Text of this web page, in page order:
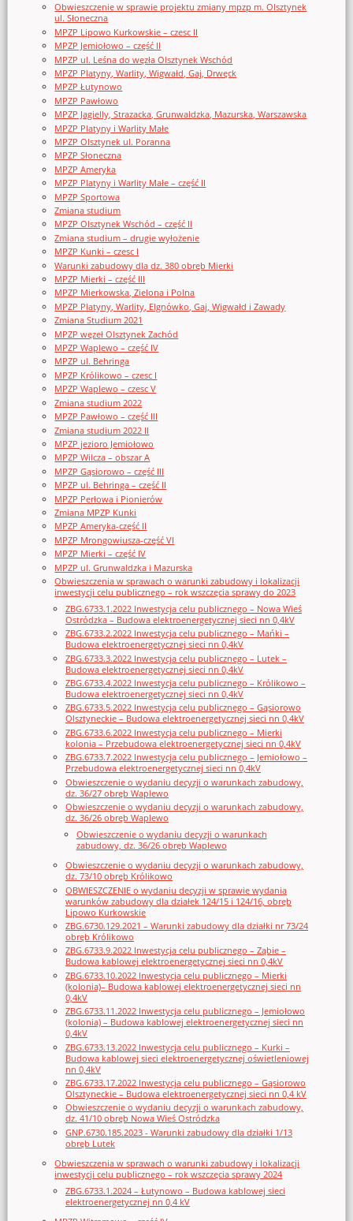
Obwieszczenie w sprawie projektu zmiany mpzp m. Olsztynek
ul. Słoneczna
MPZP Lipowo Kurkowskie – czesc II
MPZP Jemiołowo – część II
MPZP ul. Leśna do węzła Olsztynek Wschód
MPZP Platyny, Warlity, Wigwałd, Gaj, Drwęck
MPZP Łutynowo
MPZP Pawłowo
MPZP Jagielly, Strazacka, Grunwaldzka, Mazurska, Warszawska
MPZP Platyny i Warlity Małe
MPZP Olsztynek ul. Poranna
MPZP Słoneczna
MPZP Ameryka
MPZP Platyny i Warlity Małe – część II
MPZP Sportowa
Zmiana studium
MPZP Olsztynek Wschód – część II
Zmiana studium – drugie wyłożenie
MPZP Kunki – czesc I
Warunki zabudowy dla dz. 380 obręb Mierki
MPZP Mierki – część III
MPZP Mierkowska, Zielona i Polna
MPZP Platyny, Warlity, Elgnówko, Gaj, Wigwałd i Zawady
Zmiana Studium 2021
MPZP węzeł Olsztynek Zachód
MPZP Waplewo – część IV
MPZP ul. Behringa
MPZP Królikowo – czesc I
MPZP Waplewo – czesc V
Zmiana studium 2022
MPZP Pawłowo – część III
Zmiana studium 2022 II
MPZP jezioro Jemiołowo
MPZP Wilcza – obszar A
MPZP Gąsiorowo – część III
MPZP ul. Behringa – część II
MPZP Perłowa i Pionierów
Zmiana MPZP Kunki
MPZP Ameryka-część II
MPZP Mrongowiusza-część VI
MPZP Mierki – część IV
MPZP ul. Grunwaldzka i Mazurska
Obwieszczenia w sprawach o warunki zabudowy i lokalizacji
inwestycji celu publicznego – rok wszczęcia sprawy do 2023
ZBG.6733.1.2022 Inwestycja celu publicznego – Nowa Wieś
Ostródzka – Budowa elektroenergetycznej sieci nn 0,4kV
ZBG.6733.2.2022 Inwestycja celu publicznego – Mańki –
Budowa elektroenergetycznej sieci nn 0,4kV
ZBG.6733.3.2022 Inwestycja celu publicznego – Lutek –
Budowa elektroenergetycznej sieci nn 0,4kV
ZBG.6733.4.2022 Inwestycja celu publicznego – Królikowo –
Budowa elektroenergetycznej sieci nn 0,4kV
ZBG.6733.5.2022 Inwestycja celu publicznego – Gąsiorowo
Olsztyneckie – Budowa elektroenergetycznej sieci nn 0,4kV
ZBG.6733.6.2022 Inwestycja celu publicznego – Mierki
kolonia – Przebudowa elektroenergetycznej sieci nn 0,4kV
ZBG.6733.7.2022 Inwestycja celu publicznego – Jemiołowo –
Przebudowa elektroenergetycznej sieci nn 0,4kV
Obwieszczenie o wydaniu decyzji o warunkach zabudowy,
dz. 36/27 obręb Waplewo
Obwieszczenie o wydaniu decyzji o warunkach zabudowy,
dz. 36/26 obręb Waplewo
Obwieszczenie o wydaniu decyzji o warunkach
zabudowy, dz. 36/26 obręb Waplewo
Obwieszczenie o wydaniu decyzji o warunkach zabudowy,
dz. 73/10 obręb Królikowo
OBWIESZCZENIE o wydaniu decyzji w sprawie wydania
warunków zabudowy dla działek 124/15 i 124/16, obręb
Lipowo Kurkowskie
ZBG.6730.129.2021 – Warunki zabudowy dla działki nr 73/24
obręb Królikowo
ZBG.6733.9.2022 Inwestycja celu publicznego – Ząbie –
Budowa kablowej elektroenergetycznej sieci nn 0,4kV
ZBG.6733.10.2022 Inwestycja celu publicznego – Mierki
(kolonia)– Budowa kablowej elektroenergetycznej sieci nn
0,4kV
ZBG.6733.11.2022 Inwestycja celu publicznego – Jemiołowo
(kolonia) – Budowa kablowej elektroenergetycznej sieci nn
0,4kV
ZBG.6733.13.2022 Inwestycja celu publicznego – Kurki –
Budowa kablowej sieci elektroenergetycznej oświetleniowej
nn 0,4kV
ZBG.6733.17.2022 Inwestycja celu publicznego – Gąsiorowo
Olsztyneckie – Budowa elektroenergetycznej sieci nn 0,4 kV
Obwieszczenie o wydaniu decyzji o warunkach zabudowy,
dz. 41/10 obręb Nowa Wieś Ostródzka
GNP.6730.185.2023 - Warunki zabudowy dla działki 1/13
obręb Lutek
Obwieszczenia w sprawach o warunki zabudowy i lokalizacji
inwestycji celu publicznego – rok wszczęcia sprawy 2024
ZBG.6733.1.2024 – Łutynowo – Budowa kablowej sieci
elektroenergetycznej nn 0,4 kV